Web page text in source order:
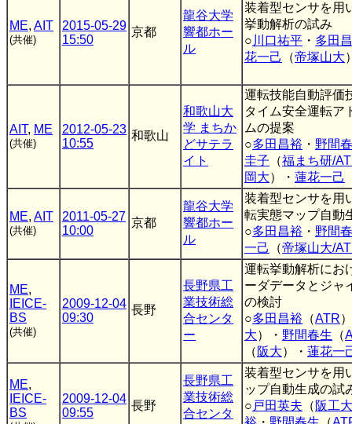
ME, AIT
(共催)
2015-05-29
15:50
京都
龍谷大学
響都ホー
ル
装着型センサを用
挙動解析の試み
○ 川口祐平 ・ 多田
花一己
（帝塚山大
AIT, ME
(共催)
2012-05-23
10:55
和歌山
和歌山大
学 まちか
どサテラ
イト
運転技能自動評価
タイム安全運転ア
ムの提案
○多田昌裕 ・ 野間
圭子 （福まち研/
岡大）・ 蓮花一己
ME, AIT
(共催)
2011-05-27
10:00
京都
龍谷大学
響都ホー
ル
装着型センサを用
転実態マップ自動
○多田昌裕 ・ 野間
一己
（帝塚山大/
ME,
IEICE-
BS
(共催)
2009-12-04
09:30
長野
長野県工
業技術総
合センタ
ー
運転挙動解析にお
ーダデータとジャ
の検討
○多田昌裕 （ATR
大）・ 野間春生 （
（ 阪大）・ 蓮花一
ME,
IEICE-
BS
2009-12-04
09:55
長野
長野県工
業技術総
合センタ
装着型センサを用
ップ自動生成の試
○ 戸田英夫 （ 阪工